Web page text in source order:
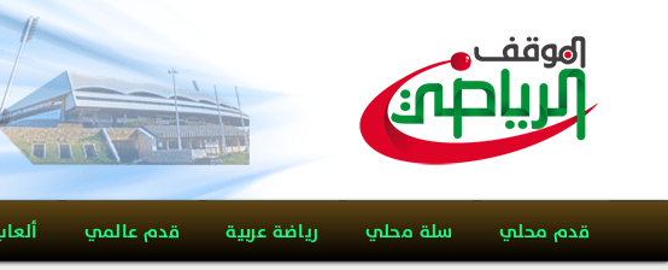
قدم محلي سلة محلي رياضة عربية قدم عالمي